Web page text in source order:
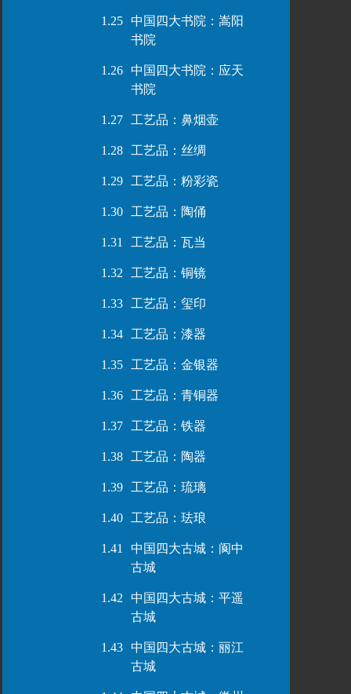
1.25
中国四大书院：嵩阳
书院
1.26
中国四大书院：应天
书院
1.27 工艺品：鼻烟壶
1.28 工艺品：丝绸
1.29 工艺品：粉彩瓷
1.30 工艺品：陶俑
1.31 工艺品：瓦当
1.32 工艺品：铜镜
1.33 工艺品：玺印
1.34 工艺品：漆器
1.35 工艺品：金银器
1.36 工艺品：青铜器
1.37 工艺品：铁器
1.38 工艺品：陶器
1.39 工艺品：琉璃
1.40 工艺品：珐琅
1.41
中国四大古城：阆中
古城
1.42
中国四大古城：平遥
古城
1.43
中国四大古城：丽江
古城